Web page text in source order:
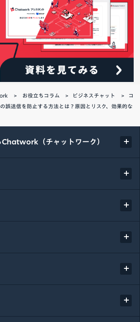
お役立ちコラム ビジネスチャット
コ
の誤送信を防止する方法とは？原因とリスク、効果的な
Chatwork（チャットワーク）